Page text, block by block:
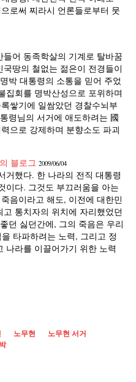
로써 찌라시 언론들로부터 뭇
어 동족학살의 기계로 탈바꿈
땅의 철없는 젊은이 전경들이
박 대통령의 소통을 믿어 주었
집회를 명박산성으로 포위하며
쌓기에 일쌈았던 경찰수뇌부
령님의 서거에 애도하려는 國
으로 강제하며 분향소도 파괴
블로그 2009/06/04
거했다. 한 나라의 전직 대통령
이다. 그것도 부끄러움을 아는
음이라고 해도, 이전에 대한민
통치자의 위치에 자리했었던
던 싫던간에, 그의 죽음은 우리
타파하려는 노력, 그리고 정
나라를 이끌어가기 위한 노력
노무현
노무현 서거